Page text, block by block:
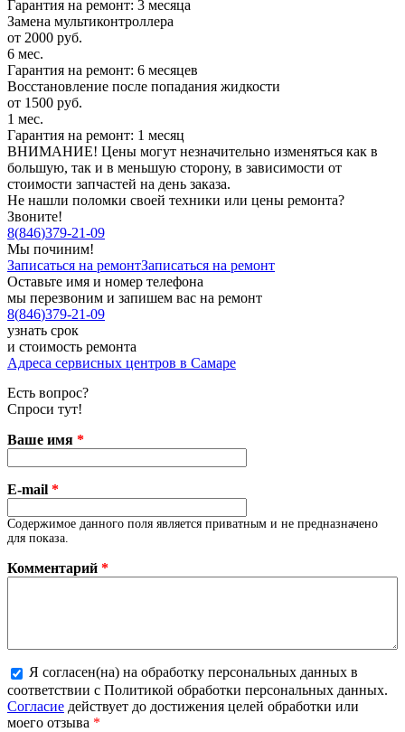
Гарантия на ремонт: 3 месяца
Замена мультиконтроллера
от 2000 руб.
6 мес.
Гарантия на ремонт: 6 месяцев
Восстановление после попадания жидкости
от 1500 руб.
1 мес.
Гарантия на ремонт: 1 месяц
ВНИМАНИЕ! Цены могут незначительно изменяться как в
большую, так и в меньшую сторону, в зависимости от
стоимости запчастей на день заказа.
Не нашли поломки своей техники или цены ремонта?
Звоните!
8(846)379-21-09
Мы починим!
Записаться на ремонтЗаписаться на ремонт
Оставьте имя и номер телефона
мы перезвоним и запишем вас на ремонт
8(846)379-21-09
узнать срок
и стоимость ремонта
Адреса сервисных центров в Самаре
Есть вопрос?
Спроси тут!
Ваше имя *
E-mail *
Содержимое данного поля является приватным и не предназначено
для показа.
Комментарий *
Более подробная информация о текстовых форматах
Я согласен(на) на обработку персональных данных в
соответствии с Политикой обработки персональных данных.
Согласие действует до достижения целей обработки или
моего отзыва *